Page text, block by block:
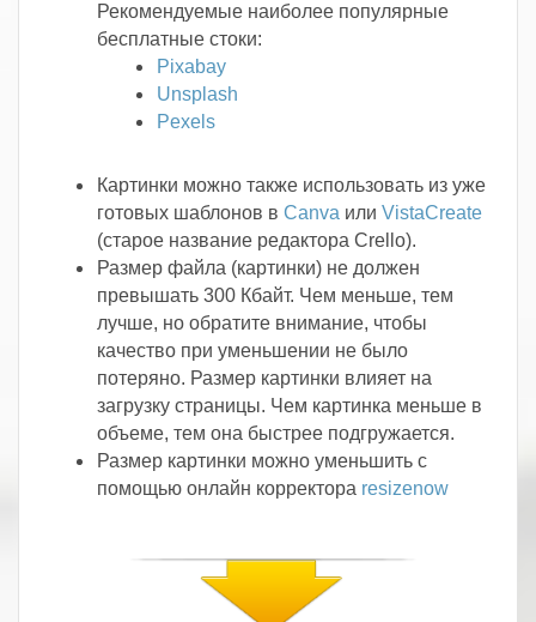
Рекомендуемые наиболее популярные
бесплатные стоки:
Pixabay
Unsplash
Pexels
Картинки можно также использовать из уже
готовых шаблонов в Canva или VistaCreate
(старое название редактора Crello).
Размер файла (картинки) не должен
превышать 300 Кбайт. Чем меньше, тем
лучше, но обратите внимание, чтобы
качество при уменьшении не было
потеряно. Размер картинки влияет на
загрузку страницы. Чем картинка меньше в
объеме, тем она быстрее подгружается.
Размер картинки можно уменьшить с
помощью онлайн корректора resizenow